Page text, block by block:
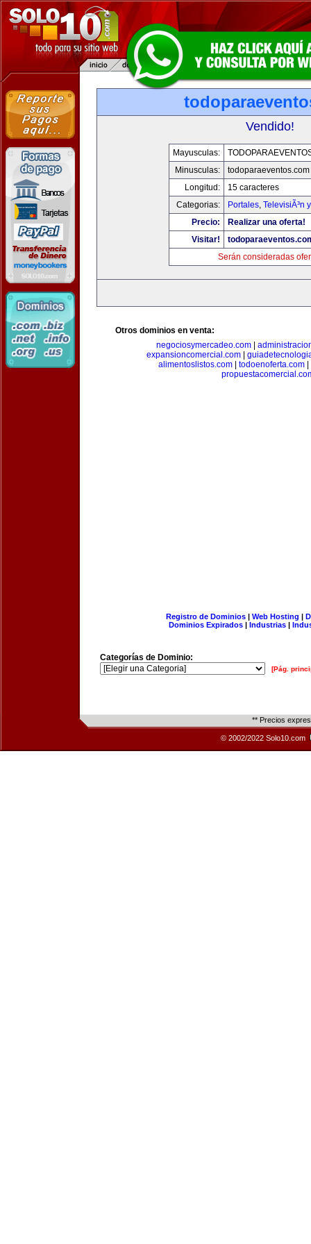
Vendido!
Mayusculas:
Minusculas:
todoparaeventos.com
Longitud:
15 caracteres
Categorias:
Portales, TelevisiÃ³n
Precio:
Realizar una oferta!
Visitar!
Serán consideradas
Otros dominios en venta:
negociosymercadeo.com|
expansioncomercial.com|
alimentoslistos.com| todoenoferta.com|
Registro de Dominios| Web Hosting |
Dominios Expirados | Industrias |
Categorías de Dominio:
[Pág.
** Precios
© 2002/2022 Solo10.com